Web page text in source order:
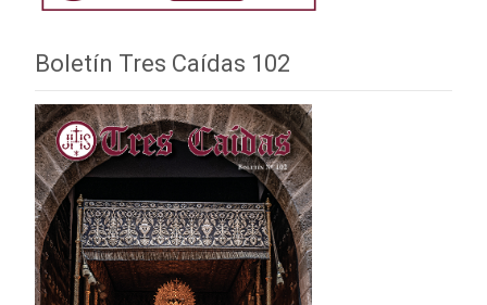
Boletín Tres Caídas 102